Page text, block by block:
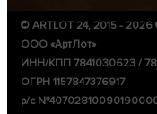
© ARTLOT 24, 2015 - 2026
ООО «АртЛот»
ИНН/КПП 7841030623 /
ОГРН 1157847376917
р/с